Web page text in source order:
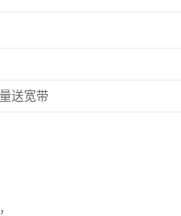
送宽带